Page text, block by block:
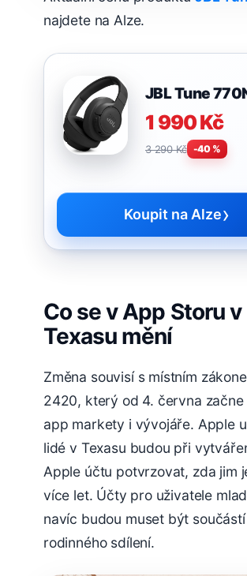
najdete na Alze.
JBL Tune
1 990 Kč
3 290 Kč -40 %
Koupit na Alze›
Co se v App Storu v
Texasu mění
Změna souvisí s místním
2420, který od 4. června
app markety i vývojáře. Apple
lidé v Texasu budou při
Apple účtu potvrzovat, zda jim
více let. Účty pro uživatele
navíc budou muset být součástí
rodinného sdílení.